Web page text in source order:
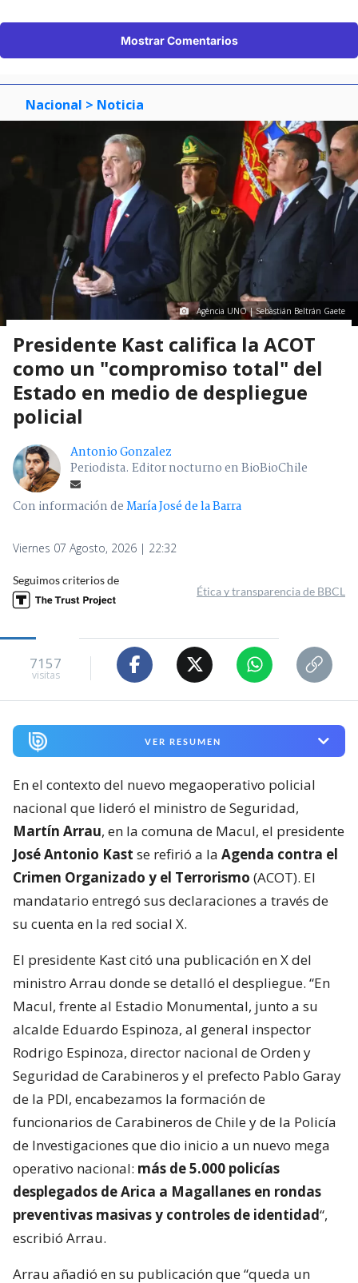
Mostrar Comentarios
Nacional > Noticia
Agencia UNO | Sebastián Beltrán Gaete
Presidente Kast califica la ACOT
como un "compromiso total" del
Estado en medio de despliegue
policial
Antonio Gonzalez
Periodista. Editor nocturno en BioBioChile
Con información deMaría José de la Barra
Viernes 07 Agosto, 2026 | 22:32
Seguimos criterios de
Ética y transparencia de BBCL
7157
visitas
VER RESUMEN
En el contexto del nuevo megaoperativo policial
nacional que lideró el ministro de Seguridad,
Martín Arrau, en la comuna de Macul, el presidente
José Antonio Kast se refirió a la Agenda contra el
Crimen Organizado y el Terrorismo (ACOT). El
mandatario entregó sus declaraciones a través de
su cuenta en la red social X.
El presidente Kast citó una publicación en X del
ministro Arrau donde se detalló el despliegue. “En
Macul, frente al Estadio Monumental, junto a su
alcalde Eduardo Espinoza, al general inspector
Rodrigo Espinoza, director nacional de Orden y
Seguridad de Carabineros y el prefecto Pablo Garay
de la PDI, encabezamos la formación de
funcionarios de Carabineros de Chile y de la Policía
de Investigaciones que dio inicio a un nuevo mega
operativo nacional: más de 5.000 policías
desplegados de Arica a Magallanes en rondas
preventivas masivas y controles de identidad“,
escribió Arrau.
Arrau añadió en su publicación que “queda un